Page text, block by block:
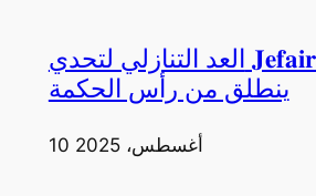
العد التنازلي لتحدي 𝐉𝐞𝐟𝐚𝐢𝐫𝐚 𝟒𝐱𝟒
ينطلق من رأس الحكمة
10 أغسطس، 2025